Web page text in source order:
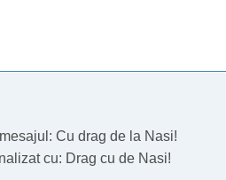
Cu drag de la Nasi!
cu: Drag cu de Nasi!